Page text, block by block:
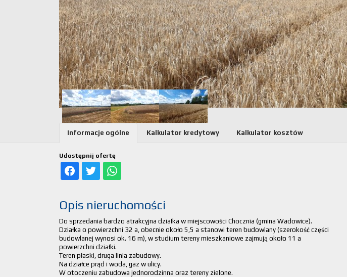
Udostępnij ofertę
Informacje ogólne Kalkulator kredytowy Kalkulator kosztów
Opis nieruchomości
Do sprzedania bardzo atrakcyjna działka w miejscowości Chocznia (gmina Wadowice).
Działka o powierzchni 32 a, obecnie około 5,5 a stanowi teren budowlany (szerokość części
budowlanej wynosi ok. 16 m), w studium tereny mieszkaniowe zajmują około 11 a
powierzchni działki.
Teren płaski, druga linia zabudowy.
Na działce prąd i woda, gaz w ulicy.
W otoczeniu zabudowa jednorodzinna oraz tereny zielone.